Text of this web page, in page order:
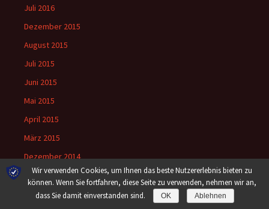
Juli 2016
Dezember 2015
August 2015
Juli 2015
Juni 2015
Mai 2015
April 2015
März 2015
Dezember 2014
Mai 2014
September 2013
Wir verwenden Cookies, um Ihnen das beste Nutzererlebnis bieten zu
können. Wenn Sie fortfahren, diese Seite zu verwenden, nehmen wir an,
dass Sie damit einverstanden sind.
OK Ablehnen